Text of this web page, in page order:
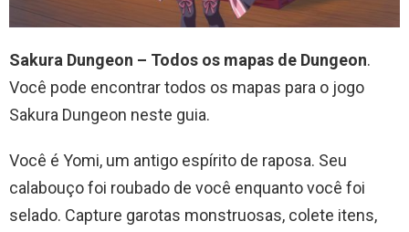
Sakura Dungeon – Todos os mapas de Dungeon.
Você pode encontrar todos os mapas para o jogo
Sakura Dungeon neste guia.
Você é Yomi, um antigo espírito de raposa. Seu
calabouço foi roubado de você enquanto você foi
selado. Capture garotas monstruosas, colete itens,